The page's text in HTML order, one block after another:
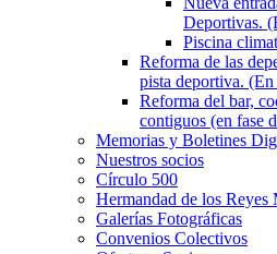
Deportivas.
Piscina
Reforma de las
pista deportiva.
Reforma del bar,
contiguos (en fase
Memorias y Boletines
Nuestros socios
Círculo 500
Hermandad de los Reyes
Galerías Fotográficas
Convenios Colectivos